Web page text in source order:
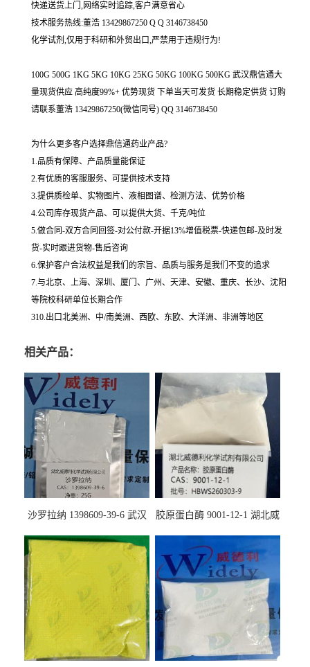
快递送货上门,网络实时追踪,客户满意省心
技术服务热线:董浩 13429867250 Q Q 3146738450
化学试剂,仅用于科研和外贸出口,严禁用于违规行为!
100G 500G 1KG 5KG 10KG 25KG 50KG 100KG 500KG 武汉鼎信通大
量现货供应 高纯度99%+ 优势现货 下单当天可发货 长期稳定供货 订购
请联系董浩 13429867250(微信同号) QQ 3146738450
为什么更多客户选择鼎信通药业产品?
1.品质有保障、产品质量能保证
2.有优质的客服服务、可提供技术支持
3.提供质检单、实物图片、液相图谱、检测方法、优势价格
4.公司库存现货产品、可以提供大货、千克/吨位
5.做合同-双方合同回签-对公付款-开据13%增值税票-快递包邮-及时发
货-实时跟进货物-售后咨询
6.保护客户合法权益是我们的宗旨、品质与服务是我们不变的追求
7.与北京、上海、深圳、厦门、广州、天津、安徽、重庆、长沙、沈阳
等院校科研单位长期合作
310.出口北美洲、中/南美洲、西欧、东欧、大洋洲、非洲等地区
相关产品：
沙罗拉纳 1398609-39-6 武汉
胶原蛋白酶 9001-12-1 湖北威